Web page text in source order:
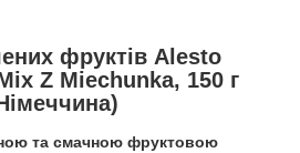
фруктів Alesto
Z Miechunka, 150 г
та смачною фруктовою